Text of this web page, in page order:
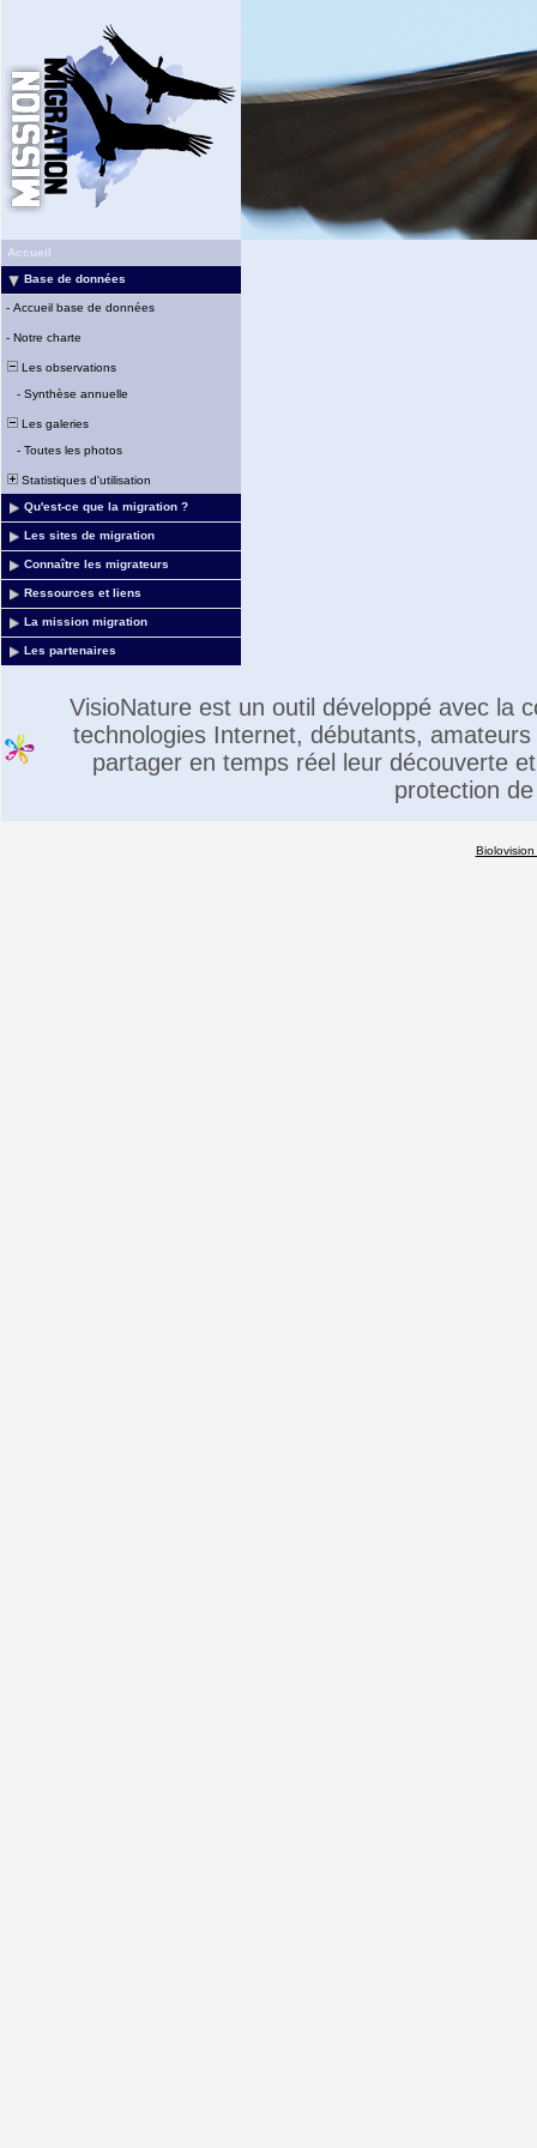
Accueil
Base de données
- Accueil base de données
- Notre charte
Les observations
- Synthèse annuelle
Les galeries
- Toutes les photos
Statistiques d'utilisation
Qu'est-ce que la migration ?
Les sites de migration
Connaître les migrateurs
Ressources et liens
La mission migration
Les partenaires
VisioNature est un outil développé avec la
technologies Internet, débutants,
partager en temps réel leur découverte
protection
Biolovision